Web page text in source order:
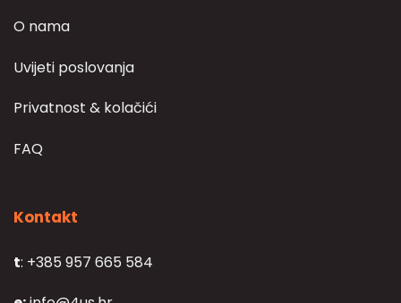
O nama
Uvijeti poslovanja
Privatnost & kolačići
FAQ
Kontakt
t: +385 957 665 584